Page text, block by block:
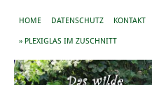
HOME DATENSCHUTZ KONTAKT
» PLEXIGLAS IM ZUSCHNITT